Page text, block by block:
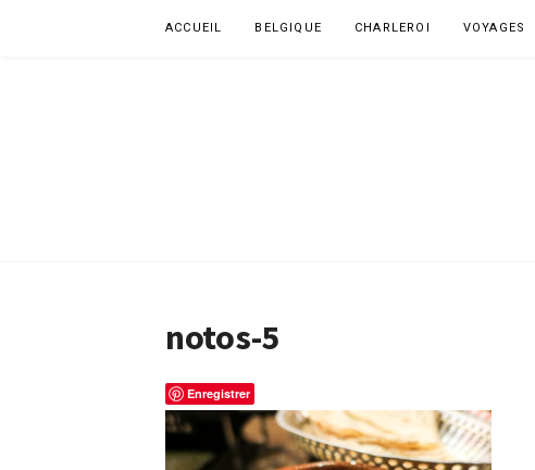
ACCUEIL BELGIQUE CHARLEROI VOYAGES
notos-5
Enregistrer